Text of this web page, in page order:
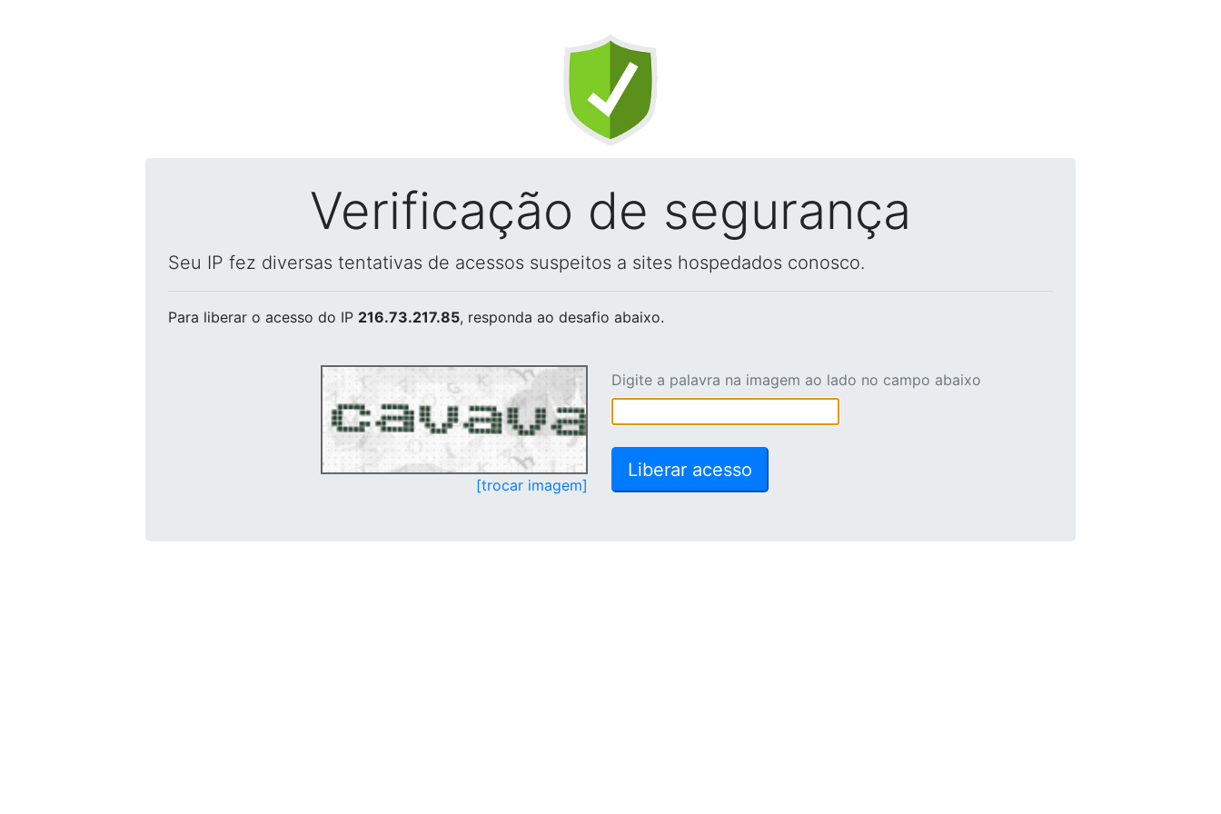
Verificação de segurança
Seu IP fez diversas tentativas de acessos suspeitos a sites hospedados conosco.
Para liberar o acesso do IP 216.73.217.85, responda ao desafio abaixo.
[trocar imagem]
Digite a palavra na imagem ao lado no campo abaixo